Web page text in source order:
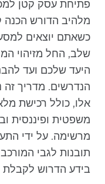
פתיחת עסק קטן
מלהיב הדורש הכנה
כשאתם יוצאים למסע
שלב, החל מזיהוי
היעד שלכם ועד
הנדרשים. מדריך זה
אלו, כולל רכישת
משפטית ופיננסית
מרשימה. על ידי
תובנות לגבי
בידע הדרוש לקבלת